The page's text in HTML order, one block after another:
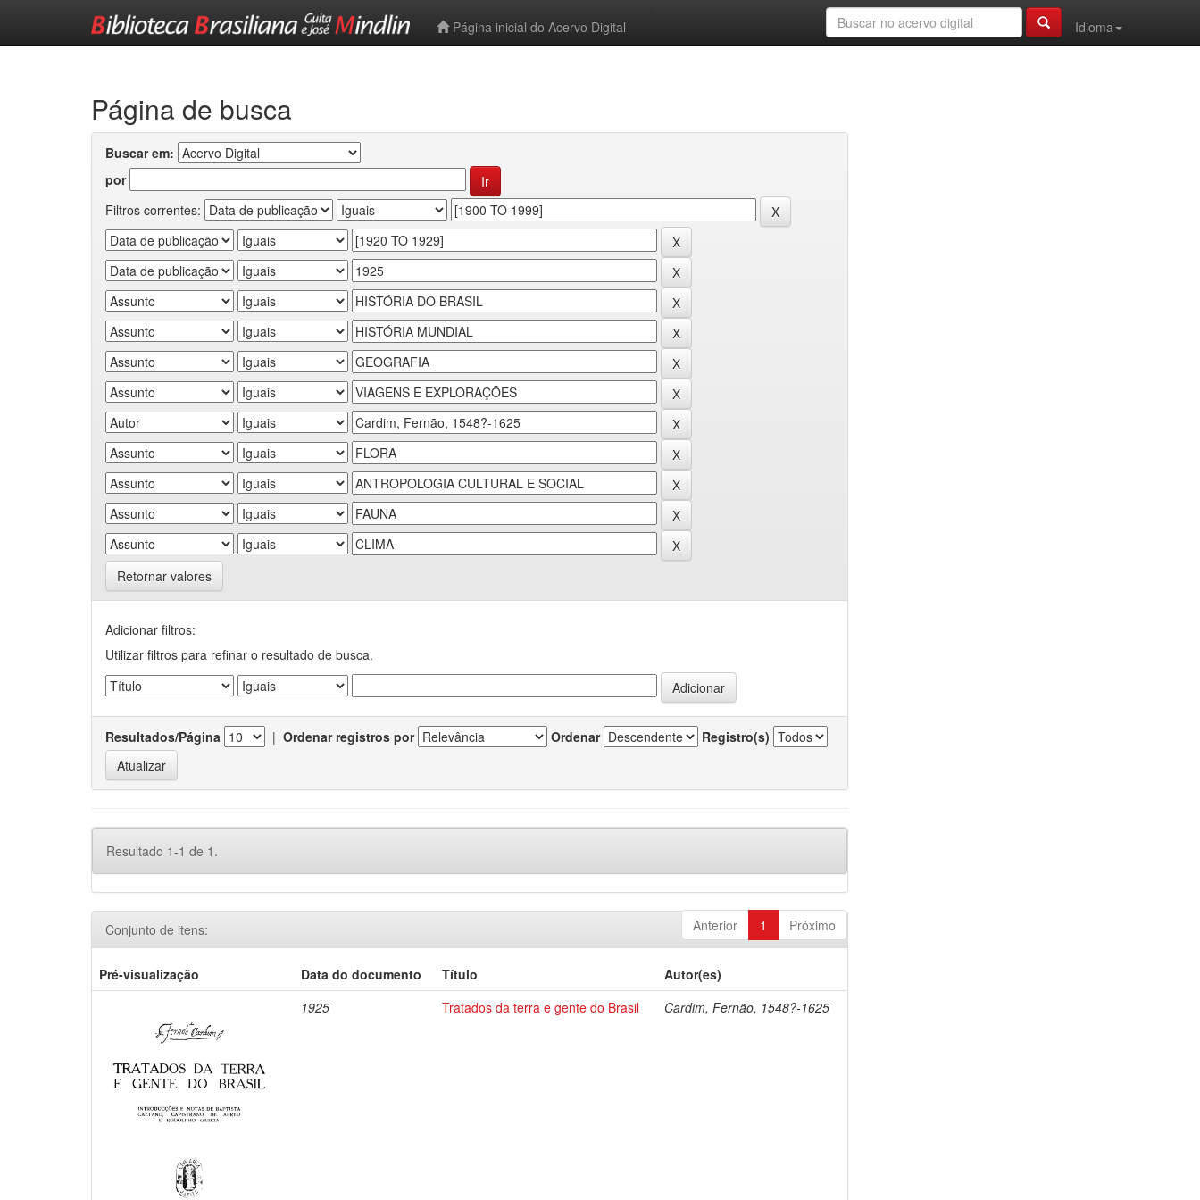
Página inicial do Acervo Digital
Idioma
Página de busca
Buscar em:
por
Filtros correntes:
Retornar valores
Adicionar filtros:
Utilizar filtros para refinar o resultado de busca.
Resultados/Página | Ordenar registros por Ordenar Registro(s)
Resultado 1-1 de 1.
Anterior 1 Próximo
Conjunto de itens:
Pré-visualização Data do documento Título
Autor(es)
1925
Tratados da terra e gente do Brasil Cardim, Fernão, 1548?-1625